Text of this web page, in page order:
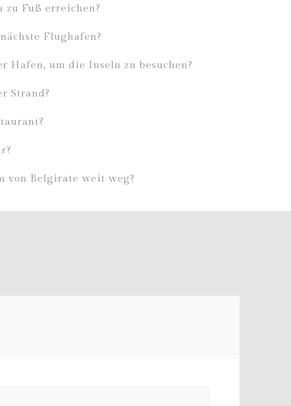
zu Fuß erreichen?
Flughafen?
Hafen, um die Inseln zu besuchen?
Strand?
von Belgirate weit weg?